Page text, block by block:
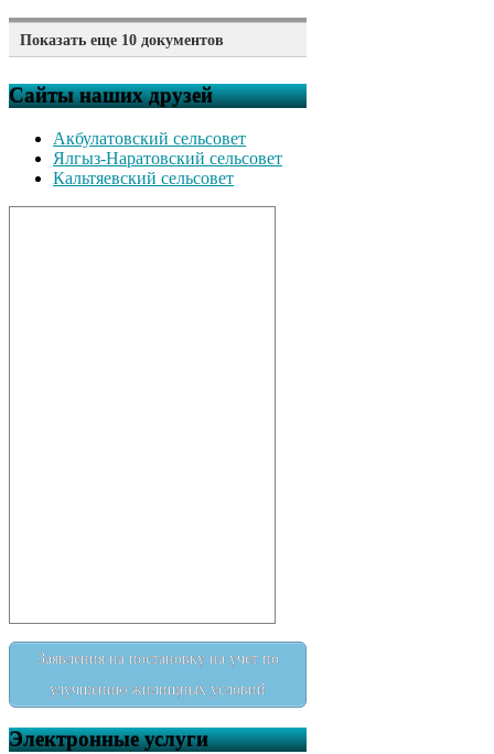
Показать еще 10 документов
г. “Об утверждении Правил
представления лицом,
муниципальной службы в
Совет сельского поселения
Кальтяевский сельсовет
муниципального района
безопасности”
Внимание! Важная
информация для
недвижимости
апреля 2026 г. “Об
Сайты наших друзей
Акбулатовский сельсовет
Ялгыз-Наратовский сельсовет
Кальтяевский сельсовет
Заявления на постановку на учет по
улучшению жилищных условий
Электронные услуги